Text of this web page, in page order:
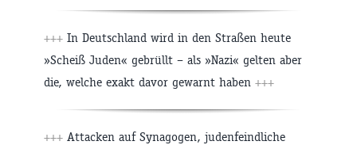
+++ In Deutschland wird in den Straßen heute
»Scheiß Juden« gebrüllt – als »Nazi« gelten aber
die, welche exakt davor gewarnt haben +++
+++ Attacken auf Synagogen, judenfeindliche